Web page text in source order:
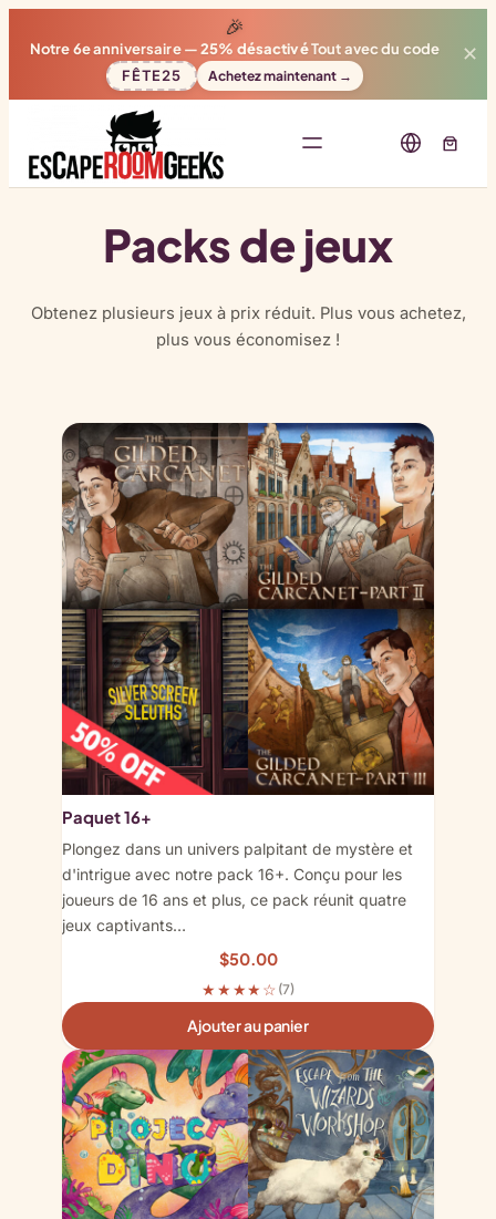
🎉
Notre 6e anniversaire —25% désactivéTout avec du code
FÊTE25
Achetez maintenant →
✕
Packs de jeux
Obtenez plusieurs jeux à prix réduit. Plus vous achetez,
plus vous économisez !
Paquet 16+
Plongez dans un univers palpitant de mystère et
d'intrigue avec notre pack 16+. Conçu pour les
joueurs de 16 ans et plus, ce pack réunit quatre
jeux captivants…
$50.00
★★★★☆ (7)
Ajouter au panier